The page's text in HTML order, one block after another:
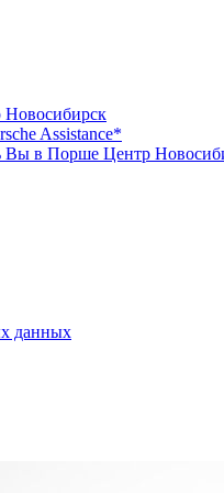
Assistance*
Вы в Порше Центр
данных